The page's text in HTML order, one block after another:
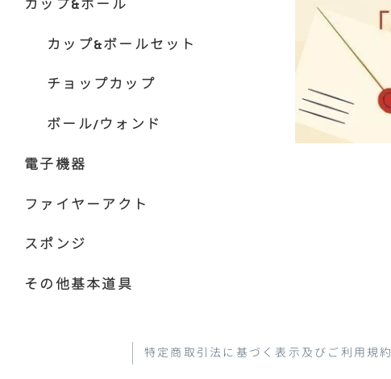
カップ&ボール
カップ&ボールセット
チョップカップ
ボール/ウォンド
電子機器
ファイヤーアクト
スポンジ
その他基本道具
特定商取引法に基づく表示及びご利用規約